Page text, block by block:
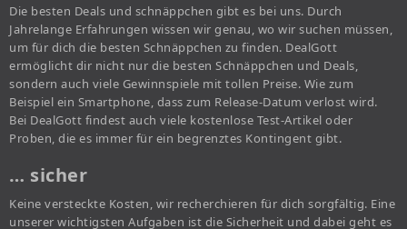
Die besten Deals und schnäppchen gibt es bei uns. Durch
Jahrelange Erfahrungen wissen wir genau, wo wir suchen müssen,
um für dich die besten Schnäppchen zu finden. DealGott
ermöglicht dir nicht nur die besten Schnäppchen und Deals,
sondern auch viele Gewinnspiele mit tollen Preise. Wie zum
Beispiel ein Smartphone, dass zum Release-Datum verlost wird.
Bei DealGott findest auch viele kostenlose Test-Artikel oder
Proben, die es immer für ein begrenztes Kontingent gibt.
… sicher
Keine versteckte Kosten, wir recherchieren für dich sorgfältig. Eine
unserer wichtigsten Aufgaben ist die Sicherheit und dabei geht es